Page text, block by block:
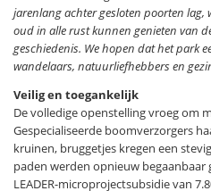
jarenlang achter gesloten poorten lag,
oud in alle rust kunnen genieten van
geschiedenis. We hopen dat het park
wandelaars, natuurliefhebbers en
Veilig en toegankelijk
De volledige openstelling vroeg om
Gespecialiseerde boomverzorgers
kruinen, bruggetjes kregen een
paden werden opnieuw begaanbaar
LEADER-microprojectsubsidie van